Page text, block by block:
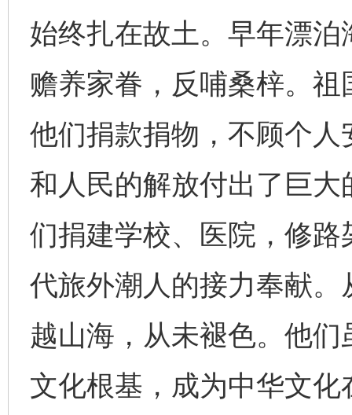
始终扎在故土。早年漂
赡养家眷，反哺桑梓。
他们捐款捐物，不顾个
和人民的解放付出了巨
们捐建学校、医院，修
代旅外潮人的接力奉献
越山海，从未褪色。他
文化根基，成为中华文